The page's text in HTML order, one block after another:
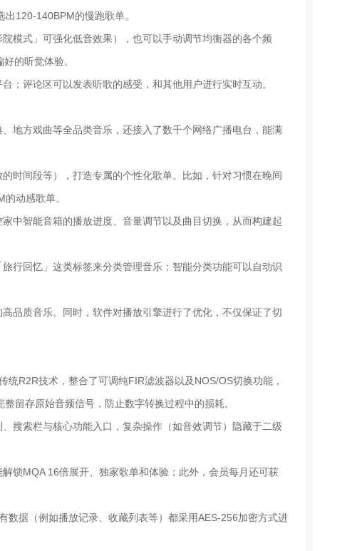
120-140BPM的慢跑歌单。
模式」可强化低音效果），也可以手动调节均衡器的各个频
的听觉体验。
；评论区可以发表听歌的感受，和其他用户进行实时互动。
地方戏曲等全品类音乐，还接入了数千个网络广播电台，能满
时间段等），打造专属的个性化歌单。比如，针对习惯在晚间
动感歌单。
中智能音箱的播放进度、音量调节以及曲目切换，从而构建起
行回忆」这类标签来分类管理音乐；智能分类功能可以自动识
品质音乐。同时，软件对播放引擎进行了优化，不仅保证了切
R2R技术，整合了可调纯FIR滤波器以及NOS/OS切换功能，
留存原始音频信号，防止数字转换过程中的损耗。
搜索栏与核心功能入口，复杂操作（如音效调节）隐藏于二级
锁MQA 16倍展开、独家歌单和体验；此外，会员每月还可获
据（例如播放记录、收藏列表等）都采用AES-256加密方式进